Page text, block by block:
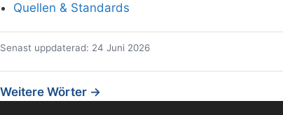
Quellen & Standards
Senast uppdaterad: 24 Juni 2026
Weitere Wörter →